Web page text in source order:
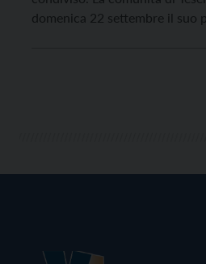
domenica 22 settembre il suo